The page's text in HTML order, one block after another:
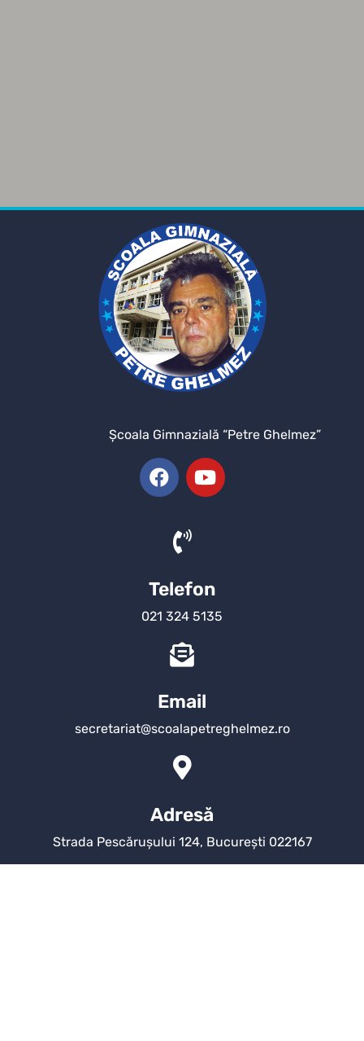
Şcoala Gimnazială “Petre Ghelmez”
Telefon
021 324 5135
Email
secretariat@scoalapetreghelmez.ro
Adresă
Strada Pescărușului 124, București 022167